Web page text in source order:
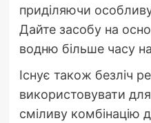
приділяючи
Дайте засобу на
водню більше часу
Існує також безліч
використовувати
сміливу комбінацію